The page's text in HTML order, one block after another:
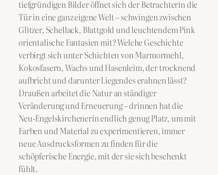
tiefgründigen Bilder öffnet sich der Betrachterin die
Tür in eine ganz eigene Welt – schwingen zwischen
Glitzer, Schellack, Blattgold und leuchtendem Pink
orientalische Fantasien mit? Welche Geschichte
verbirgt sich unter Schichten von Marmormehl,
Kokosfasern, Wachs und Hasenleim, der trocknend
aufbricht und darunter Liegendes erahnen lässt?
Draußen arbeitet die Natur an ständiger
Veränderung und Erneuerung – drinnen hat die
Neu-Engelskirchenerin endlich genug Platz, um mit
Farben und Material zu experimentieren, immer
neue Ausdrucksformen zu finden für die
schöpferische Energie, mit der sie sich beschenkt
fühlt.